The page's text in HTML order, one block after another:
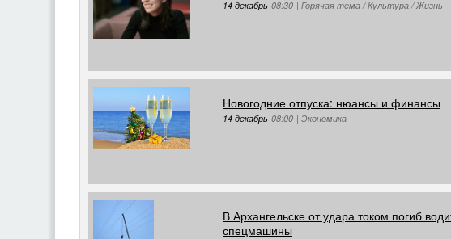
14 декабрь 08:30 | Горячая тема / Культура / Жизнь
Новогодние отпуска: нюансы и финансы
14 декабрь 08:00 | Экономика
В Архангельске от удара током погиб
спецмашины